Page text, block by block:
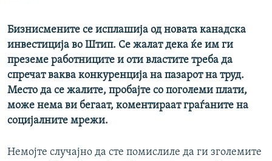
Бизнисмените се исплашија од новата канадска
инвестиција во Штип. Се жалат дека ќе им ги
преземе работниците и оти властите треба да
спречат ваква конкуренција на пазарот на труд.
Место да се жалите, пробајте со поголеми плати,
може нема ви бегаат, коментираат граѓаните на
социјалните мрежи.
Немојте случајно да сте помислиле да ги зголемите